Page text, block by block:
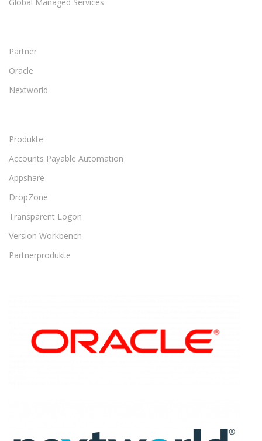
Global Managed Services
Partner
Oracle
Nextworld
Produkte
Accounts Payable Automation
Appshare
DropZone
Transparent Logon
Version Workbench
Partnerprodukte